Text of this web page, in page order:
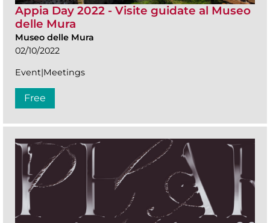
Appia Day 2022 - Visite guidate al Museo
delle Mura
Museo delle Mura
02/10/2022
Event|Meetings
Free